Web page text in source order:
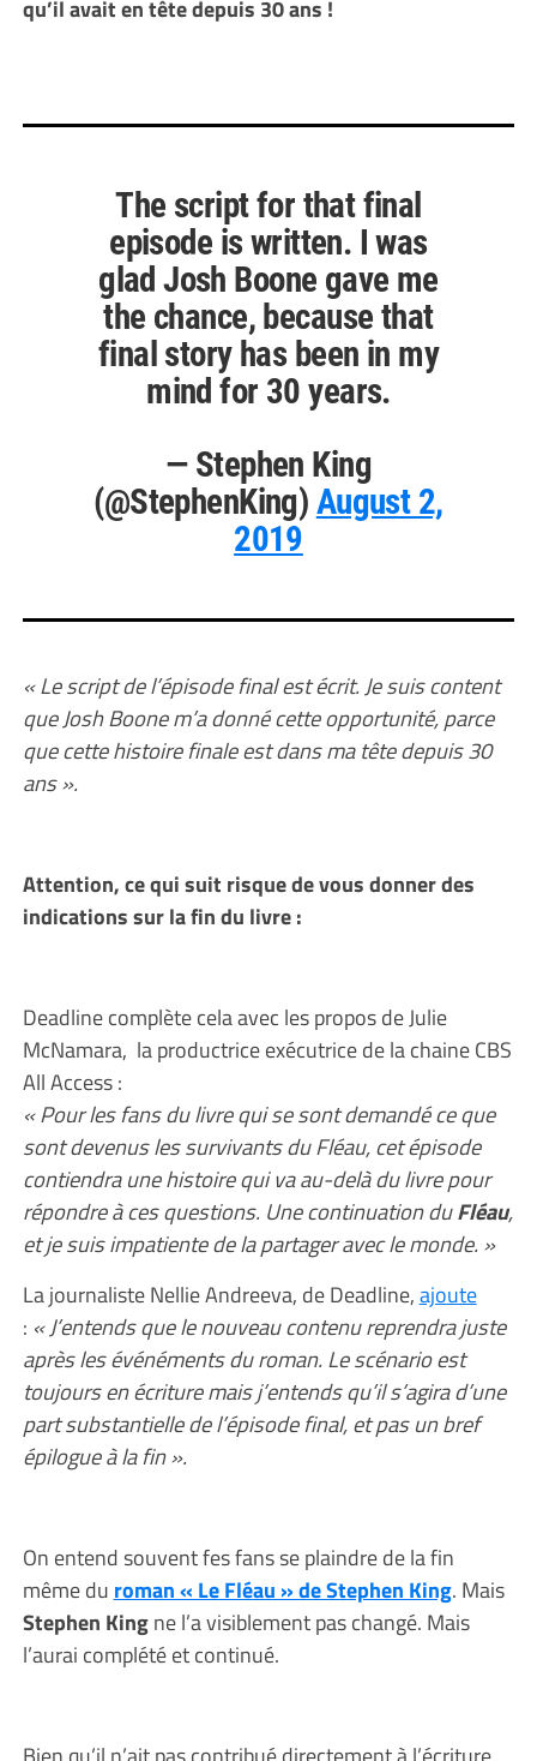
qu’il avait en tête depuis 30 ans !
The script for that final
episode is written. I was
glad Josh Boone gave me
the chance, because that
final story has been in my
mind for 30 years.
— Stephen King
(@StephenKing) August 2,
2019
« Le script de l’épisode final est écrit. Je suis content
que Josh Boone m’a donné cette opportunité, parce
que cette histoire finale est dans ma tête depuis 30
ans ».
Attention, ce qui suit risque de vous donner des
indications sur la fin du livre :
Deadline complète cela avec les propos de Julie
McNamara, la productrice exécutrice de la chaine CBS
All Access :
« Pour les fans du livre qui se sont demandé ce que
sont devenus les survivants du Fléau, cet épisode
contiendra une histoire qui va au-delà du livre pour
répondre à ces questions. Une continuation duFléau,
et je suis impatiente de la partager avec le monde. »
La journaliste Nellie Andreeva, de Deadline,ajoute
: « J’entends que le nouveau contenu reprendra juste
après les événéments du roman. Le scénario est
toujours en écriture mais j’entends qu’il s’agira d’une
part substantielle de l’épisode final, et pas un bref
épilogue à la fin ».
On entend souvent fes fans se plaindre de la fin
même du roman « Le Fléau » de Stephen King. Mais
Stephen Kingne l’a visiblement pas changé. Mais
l’aurai complété et continué.